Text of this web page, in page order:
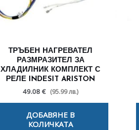
ТРЪБЕН НАГРЕВАТЕЛ
РАЗМРАЗИТЕЛ ЗА
ХЛАДИЛНИК КОМПЛЕКТ С
РЕЛЕ INDESIT ARISTON
49.08 € (95.99 лв.)
ДОБАВЯНЕ В
КОЛИЧКАТА